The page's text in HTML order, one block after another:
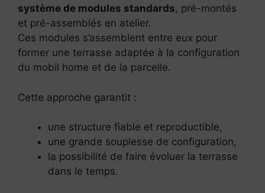
système de modules standards, pré-montés
et pré-assemblés en atelier.
Ces modules s’assemblent entre eux pour
former une terrasse adaptée à la configuration
du mobil home et de la parcelle.
Cette approche garantit :
une structure fiable et reproductible,
une grande souplesse de configuration,
la possibilité de faire évoluer la terrasse
dans le temps.